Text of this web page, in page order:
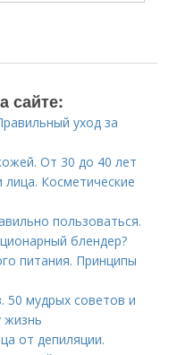
сайте:
уход за
От 30 до 40 лет
Косметические
пользоваться.
блендер?
питания. Принципы
50 мудрых советов и
жизнь
от депиляции.